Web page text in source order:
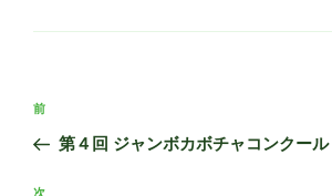
投
ビ
前
の
稿
前
第４回 ジャンボカボチャコンクール
次